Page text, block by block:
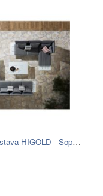
Higold Zahradní sestava HIGOLD - Sophia…